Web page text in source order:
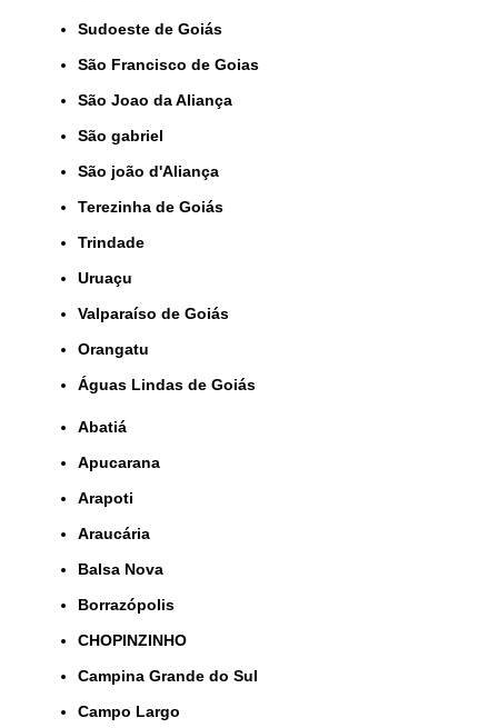
Sudoeste de Goiás
São Francisco de Goias
São Joao da Aliança
São gabriel
São joão d'Aliança
Terezinha de Goiás
Trindade
Uruaçu
Valparaíso de Goiás
orangatu
Águas Lindas de Goiás
Abatiá
Apucarana
Arapoti
Araucária
Balsa Nova
Borrazópolis
CHOPINZINHO
Campina Grande do Sul
Campo Largo